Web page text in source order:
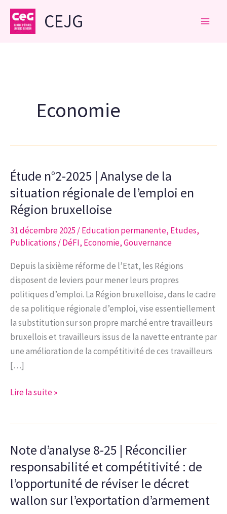
Aller
contenu
CEJG
Economie
Étude n°2-2025 | Analyse de la
situation régionale de l’emploi en
Région bruxelloise
31 décembre 2025 /Education permanente, Etudes,
Publications /DéFI, Economie,Gouvernance
Depuis la sixième réforme de l’Etat, les Régions
disposent de leviers pour mener leurs propres
politiques d’emploi. La Région bruxelloise, dans le cadre
de sa politique régionale d’emploi, vise essentiellement
la substitution sur son propre marché entre travailleurs
bruxellois et travailleurs issus de la navette entrante par
une amélioration de la compétitivité de ces travailleurs
[…]
Étude
Analyse
de
la
situation
régionale
Lire la suite »
Note d’analyse 8-25 | Réconcilier
responsabilité et compétitivité : de
l’opportunité de réviser le décret
wallon sur l’exportation d’armement